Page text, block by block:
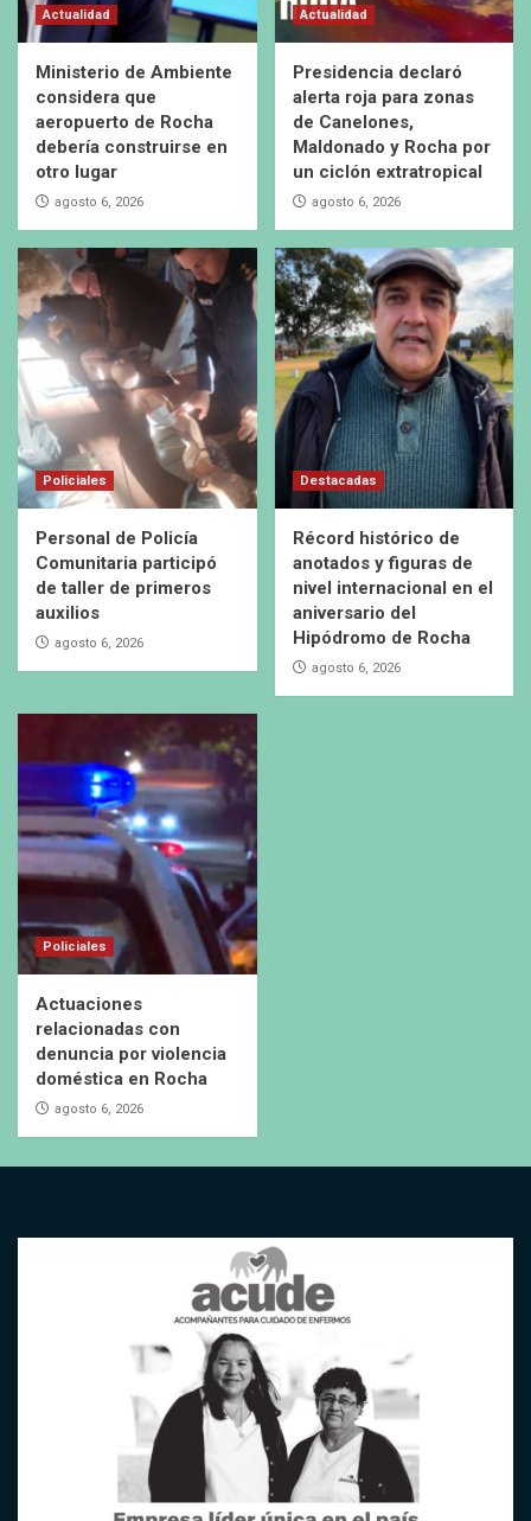
Actualidad
Ministerio de Ambiente
considera que
aeropuerto de Rocha
debería construirse en
otro lugar
agosto 6, 2026
Actualidad
Presidencia declaró
alerta roja para zonas
de Canelones,
Maldonado y Rocha por
un ciclón extratropical
agosto 6, 2026
Policiales
Personal de Policía
Comunitaria participó
de taller de primeros
auxilios
agosto 6, 2026
Destacadas
Récord histórico de
anotados y figuras de
nivel internacional en el
aniversario del
Hipódromo de Rocha
agosto 6, 2026
Policiales
Actuaciones
relacionadas con
denuncia por violencia
doméstica en Rocha
agosto 6, 2026